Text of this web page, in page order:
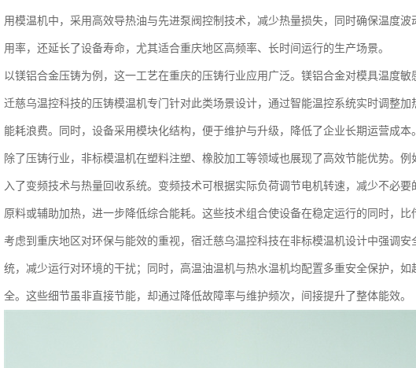
用模温机中，采用高效导热油与先进泵阀控制技术，减少热量损失，同时确保温度
用率，还延长了设备寿命，尤其适合重庆地区高频率、长时间运行的生产场景。
以镁铝合金压铸为例，这一工艺在重庆的压铸行业应用广泛。镁铝合金对模具温度
迁慈乌温控科技的压铸模温机专门针对此类场景设计，通过智能温控系统实时调整
能耗浪费。同时，设备采用模块化结构，便于维护与升级，降低了企业长期运营成本
除了压铸行业，非标模温机在塑料注塑、橡胶加工等领域也展现了高效节能优势。
入了变频技术与热量回收系统。变频技术可根据实际负荷调节电机转速，减少不必
原料或辅助加热，进一步降低综合能耗。这些技术组合使设备在稳定运行的同时，比
考虑到重庆地区对环保与能效的重视，宿迁慈乌温控科技在非标模温机设计中强调
统，减少运行对环境的干扰；同时，高温油温机与热水温机均配置多重安全保护，
全。这些细节虽非直接节能，却通过降低故障率与维护频次，间接提升了整体能效。